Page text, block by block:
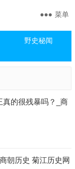
野史秘闻
菜单
真的很残暴吗？_商
朝历史 菊江历史网